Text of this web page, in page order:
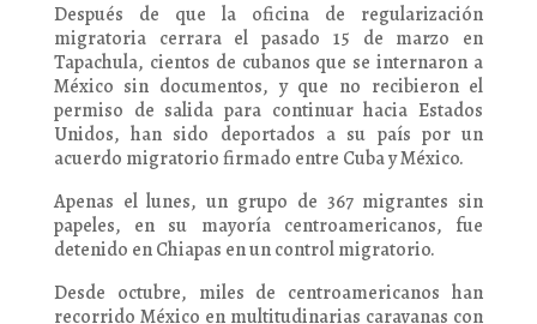
Después de que la oficina de regularización
migratoria cerrara el pasado 15 de marzo en
Tapachula, cientos de cubanos que se internaron a
México sin documentos, y que no recibieron el
permiso de salida para continuar hacia Estados
Unidos, han sido deportados a su país por un
acuerdo migratorio firmado entre Cuba y México.
Apenas el lunes, un grupo de 367 migrantes sin
papeles, en su mayoría centroamericanos, fue
detenido en Chiapas en un control migratorio.
Desde octubre, miles de centroamericanos han
recorrido México en multitudinarias caravanas con